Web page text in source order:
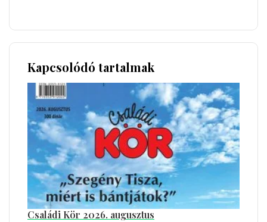
Kapcsolódó tartalmak
Családi Kör 2026. augusztus